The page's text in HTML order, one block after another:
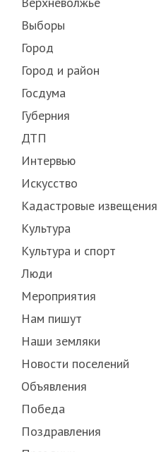
Выборы
Город
Город и район
Госдума
Губерния
ДТП
Интервью
Искусство
Кадастровые извещения
Культура
Культура и спорт
Люди
Мероприятия
Нам пишут
Наши земляки
Новости поселений
Объявления
Победа
Поздравления